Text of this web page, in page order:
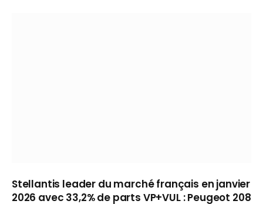
Stellantis leader du marché français en janvier
2026 avec 33,2% de parts VP+VUL : Peugeot 208